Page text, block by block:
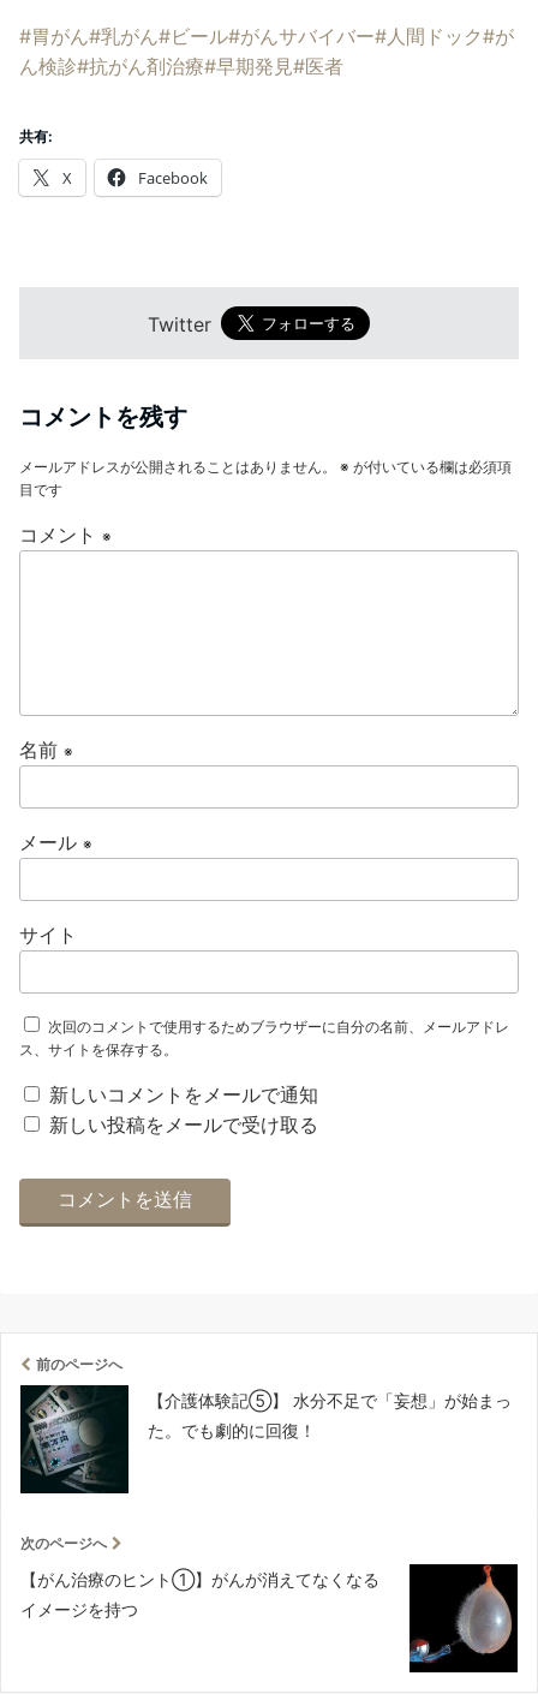
#胃がん#乳がん#ビール#がんサバイバー#人間ドック#が
ん検診#抗がん剤治療#早期発見#医者
共有:
X Facebook
Twitter
コメントを残す
メールアドレスが公開されることはありません。 ※ が付いている欄は必須項
目です
コメント ※
名前 ※
メール ※
サイト
次回のコメントで使用するためブラウザーに自分の名前、メールアドレ
ス、サイトを保存する。
新しいコメントをメールで通知
新しい投稿をメールで受け取る
前のページへ
【介護体験記⑤】 水分不足で「妄想」が始まっ
た。でも劇的に回復！
次のページへ
【がん治療のヒント①】がんが消えてなくなる
イメージを持つ